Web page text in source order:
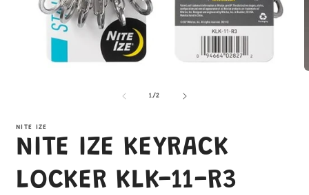
窗
中
開
啟
多
1//2
NITE IZE
NITE IZE KEYRACK
LOCKER KLK-11-R3